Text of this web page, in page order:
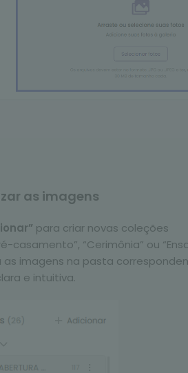
as imagens
para criar novas coleções
casamento”, “Cerimônia” ou
imagens na pasta
e intuitiva.